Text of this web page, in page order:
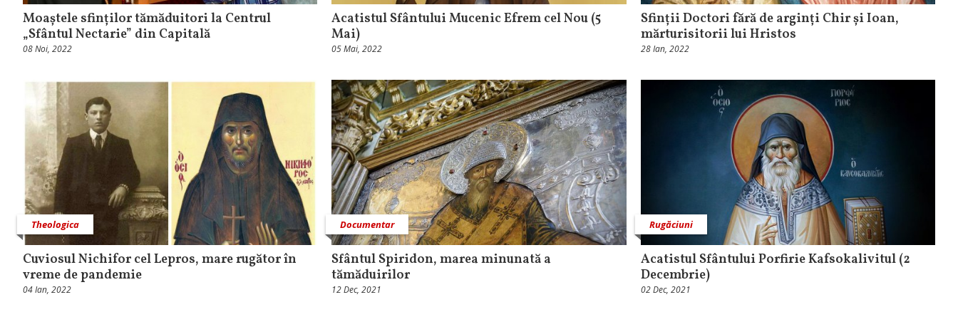
Moaștele sfinților tămăduitori la Centrul
„Sfântul Nectarie” din Capitală
08 Noi, 2022
Acatistul Sfântului Mucenic Efrem cel Nou (5
Mai)
05 Mai, 2022
Sfinții Doctori fără de arginți Chir și Ioan,
mărturisitorii lui Hristos
28 Ian, 2022
Theologica
Cuviosul Nichifor cel Lepros, mare rugător în
vreme de pandemie
04 Ian, 2022
Documentar
Sfântul Spiridon, marea minunată a
tămăduirilor
12 Dec, 2021
Rugăciuni
Acatistul Sfântului Porfirie Kafsokalivitul (2
Decembrie)
02 Dec, 2021